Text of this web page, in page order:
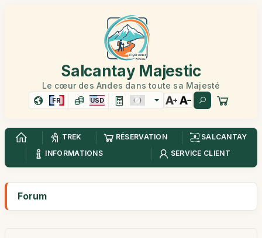
Salcantay Majestic
Le cœur des Andes dans toute sa Majesté
FR USD
TREK RÉSERVATION
SALCANTAY
INFORMATIONS
SERVICE CLIENT
Forum